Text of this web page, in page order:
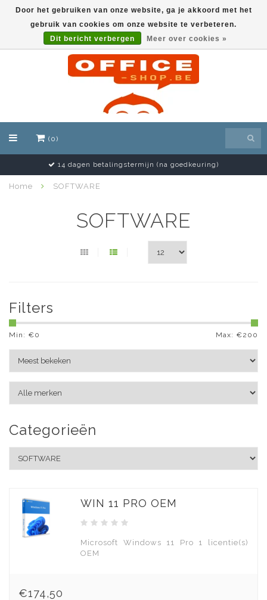
(0)
14 dagen betalingstermijn (na goedkeuring)
Home SOFTWARE
SOFTWARE
Filters
Min: €0 Max: €200
Categorieën
WIN 11 PRO OEM
Microsoft Windows 11 Pro 1 licentie(s)
OEM
€174,50
Door het gebruiken van onze website, ga je akkoord met het
gebruik van cookies om onze website te verbeteren.
Dit bericht verbergen
Meer over cookies »